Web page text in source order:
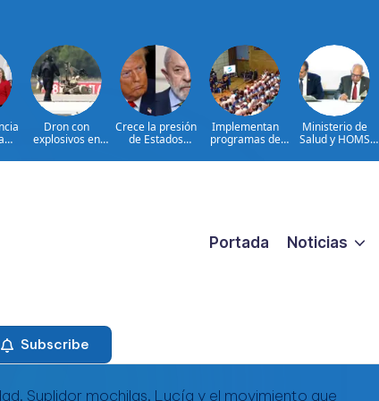
Dron con
explosivos en
interrogantes
Crece la presión
de Estados
Brasil
Implementan
programas de
huertos como
Ministerio de
Salud y HOMS
para fortalecer la
Portada Noticias
Subscribe